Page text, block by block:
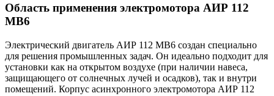
Область применения электромотора АИР 112
МВ6
Электрический двигатель АИР 112 МВ6 создан специально
для решения промышленных задач. Он идеально подходит для
установки как на открытом воздухе (при наличии навеса,
защищающего от солнечных лучей и осадков), так и внутри
помещений. Корпус асинхронного электромотора АИР 112